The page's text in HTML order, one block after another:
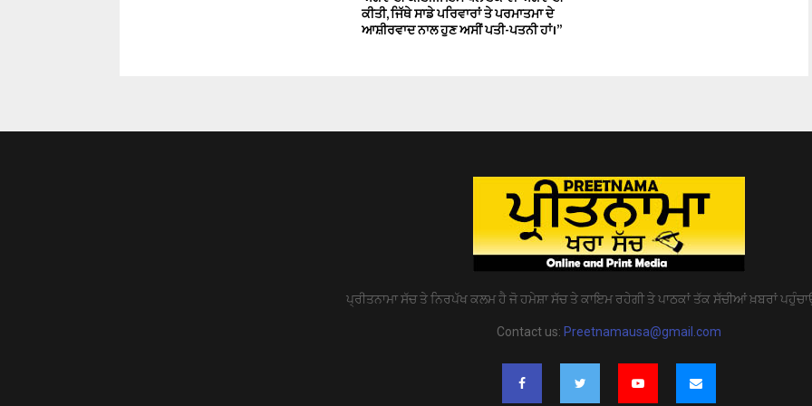
ਕੀਤੀ, ਜਿੱਥੇ ਸਾਡੇ ਪਰਿਵਾਰਾਂ ਤੇ ਪਰਮਾਤਮਾ ਦੇ
ਆਸ਼ੀਰਵਾਦ ਨਾਲ ਹੁਣ ਅਸੀਂ ਪਤੀ-ਪਤਨੀ ਹਾਂ।’’
ਪ੍ਰੀਤਨਾਮਾ ਸੱਚ ਤੇ ਨਿਰਪੱਖ ਕਲਮ ਹੈ ਜੋ ਹਮੇਸ਼ਾ ਸੱਚ ਤੇ ਕਾਇਮ ਰਹੇਗੀ ਤੇ ਪਾਠਕਾਂ ਤੱਕ ਸੱਚੀਆਂ ਖ਼ਬਰਾਂ
Contact us: Preetnamausa@gmail.com